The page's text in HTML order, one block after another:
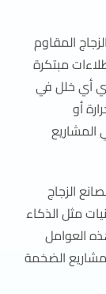
المقاوم
مبتكرة
بنسبة تصل إلى 30%. تُؤدي أي خلل في
أو
الزجاج
مثل الذكاء
الكفاءة بنسبة 50%. هذه العوامل
الضخمة